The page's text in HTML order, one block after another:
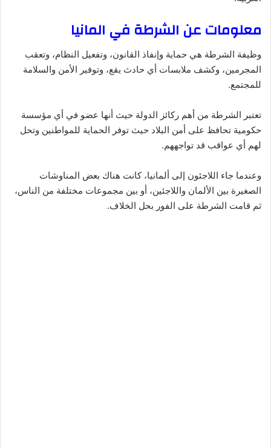
معلومات عن الشرطة في المانيا
وظيفة الشرطة هي حماية وإنفاذ القانون، وتفعيل النظام، وتعقب
المجرمين، وكشف ملابسات أي حادث يقع، وتوفير الأمن والسلامة
للمجتمع.
تعتبر الشرطة من أهم ركائز الدولة حيث أنها عضو في أي مؤسسة
حكومية تحافظ على أمن البلاد حيث توفر الحماية للمواطنين وتحل
لهم أي عواقب قد تواجههم.
وعندما جاء اللاجئون إلى ألمانيا، كانت هناك بعض المناوشات
الصغيرة بين الألمان واللاجئين، أو بين مجموعات مختلفة من الناس،
ثم قامت الشرطة على الفور بحل الخلاف.